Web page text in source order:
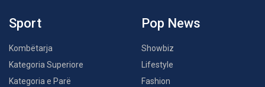
Sport
Kombëtarja
Kategoria Superiore
Kategoria e Parë
Pop News
Showbiz
Lifestyle
Fashion